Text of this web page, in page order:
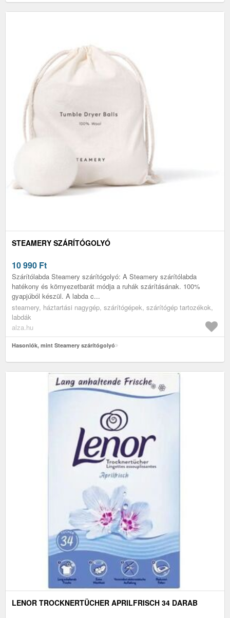
STEAMERY SZÁRÍTÓGOLYÓ
10 990 Ft
Szárítólabda Steamery szárítógolyó: A Steamery szárítólabda
hatékony és környezetbarát módja a ruhák szárításának. 100%
gyapjúból készül. A labda c...
steamery, háztartási nagygép, szárítógépek, szárítógép tartozékok,
labdák
alza.hu
Hasonlók, mint Steamery szárítógolyó
LENOR TROCKNERTÜCHER APRILFRISCH 34 DARAB